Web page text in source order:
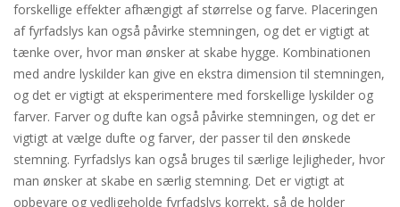
forskellige effekter afhængigt af størrelse og farve. Placeringen
af fyrfadslys kan også påvirke stemningen, og det er vigtigt at
tænke over, hvor man ønsker at skabe hygge. Kombinationen
med andre lyskilder kan give en ekstra dimension til stemningen,
og det er vigtigt at eksperimentere med forskellige lyskilder og
farver. Farver og dufte kan også påvirke stemningen, og det er
vigtigt at vælge dufte og farver, der passer til den ønskede
stemning. Fyrfadslys kan også bruges til særlige lejligheder, hvor
man ønsker at skabe en særlig stemning. Det er vigtigt at
opbevare og vedligeholde fyrfadslys korrekt, så de holder